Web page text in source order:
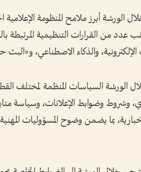
الورشة أبرز ملامح المنظومة الإعلامية
عدد من القرارات التنظيمية المرتبطة
الإلكترونية، والذكاء الاصطناعي،
السياسات المنظمة لمختلف
وشروط وضوابط الإعلانات، وسياسة
بما يضمن وضوح المسؤوليات